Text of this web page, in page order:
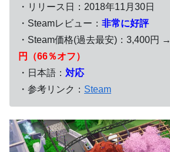
・リリース日：2018年11月30日
・Steamレビュー： 非常に好評
・Steam価格(過去最安)：3,400円 →
円（66％オフ）
・日本語： 対応
・参考リンク： Steam